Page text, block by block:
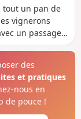
tout un pan de
vignerons
un passage
des
et pratiques
nous en
de pouce !